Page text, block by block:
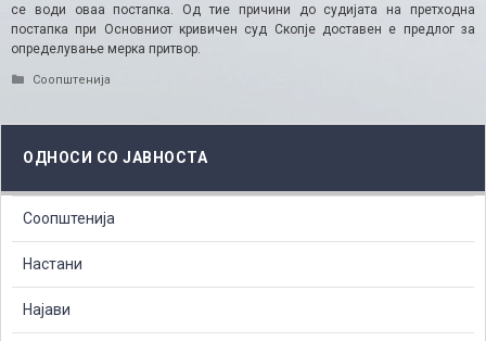
се води оваа постапка. Од тие причини до судијата на претходна
постапка при Основниот кривичен суд Скопје доставен е предлог за
определување мерка притвор.
Categories
Соопштенија
ОДНОСИ СО ЈАВНОСТА
Соопштенија
Настани
Најави